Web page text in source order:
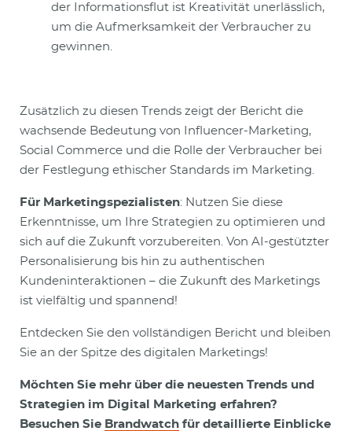
der Informationsflut ist Kreativität unerlässlich,
um die Aufmerksamkeit der Verbraucher zu
gewinnen.
Zusätzlich zu diesen Trends zeigt der Bericht die
wachsende Bedeutung von Influencer-Marketing,
Social Commerce und die Rolle der Verbraucher bei
der Festlegung ethischer Standards im Marketing.
Für Marketingspezialisten: Nutzen Sie diese
Erkenntnisse, um Ihre Strategien zu optimieren und
sich auf die Zukunft vorzubereiten. Von AI-gestützter
Personalisierung bis hin zu authentischen
Kundeninteraktionen – die Zukunft des Marketings
ist vielfältig und spannend!
Entdecken Sie den vollständigen Bericht und bleiben
Sie an der Spitze des digitalen Marketings!
Möchten Sie mehr über die neuesten Trends und
Strategien im Digital Marketing erfahren?
Besuchen Sie Brandwatch für detaillierte Einblicke